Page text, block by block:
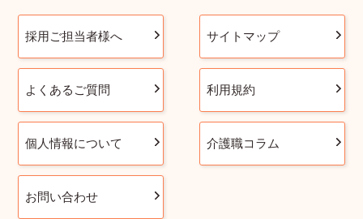
採用ご担当者様へ サイトマップ
よくあるご質問 利用規約
個人情報について 介護職コラム
お問い合わせ